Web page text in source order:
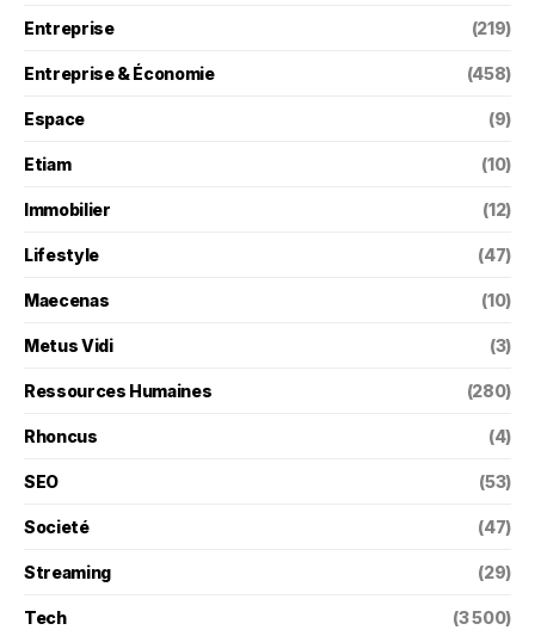
Entreprise (219)
Entreprise & Économie (458)
Espace (9)
Etiam (10)
Immobilier (12)
Lifestyle (47)
Maecenas (10)
Metus Vidi (3)
Ressources Humaines (280)
Rhoncus (4)
SEO (53)
Societé (47)
Streaming (29)
Tech (3 500)